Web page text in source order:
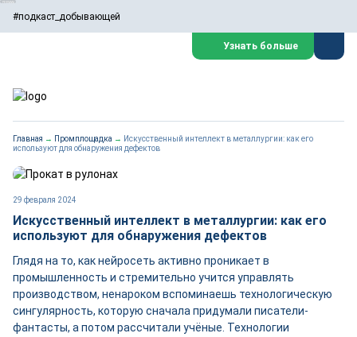
#подкаст_добывающей
Узнать больше
Главная → Промплощадка → Искусственный интеллект в металлургии: как его
используют для обнаружения дефектов
29 февраля 2024
Искусственный интеллект в металлургии: как его
используют для обнаружения дефектов
Глядя на то, как нейросеть активно проникает в
промышленность и стремительно учится управлять
производством, ненароком вспоминаешь технологическую
сингулярность, которую сначала придумали писатели-
фантасты, а потом рассчитали учёные. Технологии